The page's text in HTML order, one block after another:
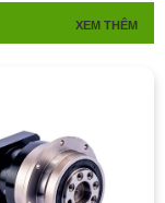
XEM THÊM